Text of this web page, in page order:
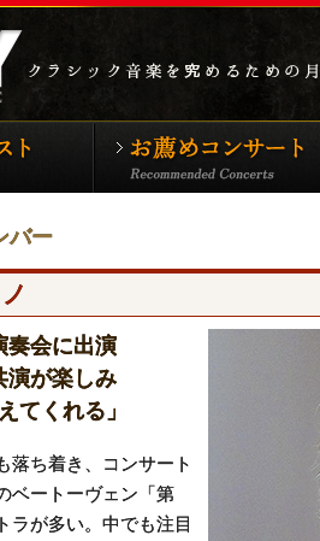
クTOP 特集アーティスト
バー
奏会に出演
演が楽しみ
てくれる」
ち着き、コンサート
ベートーヴェン「第
ラが多い。中でも注目